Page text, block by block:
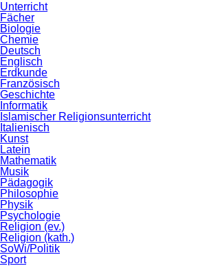
Unterricht
Fächer
Biologie
Chemie
Deutsch
Englisch
Erdkunde
Französisch
Geschichte
Informatik
Islamischer Religionsunterricht
Italienisch
Kunst
Latein
Mathematik
Musik
Pädagogik
Philosophie
Physik
Psychologie
Religion (ev.)
Religion (kath.)
SoWi/Politik
Sport